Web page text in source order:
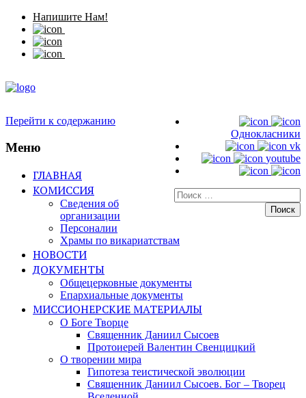
Напишите Нам!
Однокласники
vk
youtube
Искать:
Перейти к содержанию
Меню
ГЛАВНАЯ
КОМИССИЯ
Сведения об
организации
Персоналии
Храмы по викариатствам
НОВОСТИ
ДОКУМЕНТЫ
Общецерковные документы
Епархиальные документы
МИССИОНЕРСКИЕ МАТЕРИАЛЫ
О Боге Творце
Священник Даниил Сысоев
Протоиерей Валентин Свенцицкий
О творении мира
Гипотеза теистической эволюции
Священник Даниил Сысоев. Бог – Творец